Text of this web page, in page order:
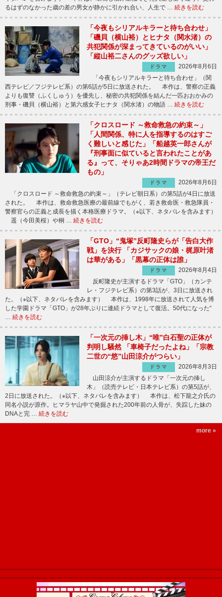
るはずのなかった歳の差の男女が静かに引かれ合い、人生で … 続きを読む
「今夜もシリアルキラーと待ち合わせ」
「磯貝（横山裕）とヒナタ（関水渚）の
共犯関係が深まってきているのがいい」
「縦山裕二さんのグッズ欲しい」
ドラマ
2026年8月6日
「今夜もシリアルキラーと待ち合わせ」（関
西テレビ／フジテレビ系）の第6話が5日に放送された。 本作は、警察の正義
よりも復讐（ふくしゅう）を優先し、秘密の共犯関係を結んだ一匹おおかみの
刑事・磯貝（横山裕）と第六感女子ヒナタ（関水渚）の物語 … 続きを読む
「クロスロード ～救命救急の約束～」
「人間関係、特に人を指導するのはすご
く難しいと感じた」「船越英一郎さんが
『刑事面に似ていると言われたことがあ
る』って、そりゃあ2時間ドラマの帝王だ
もの」
ドラマ
2026年8月6日
「クロスロード ～救命救急の約束～」（テレビ朝日系）の第5話が4日に放送
された。 本作は、救命救急医療の最前線でもがく、若き救命医・救急隊員・
警察官らの正義と成長を描く本格医療ドラマ。（※以下、ネタバレを含みます）
遥（今田美桜）や桐 … 続きを読む
「GTO」“鬼塚”反町隆史らが「告白大作
戦」を決行 「カジサックの娘・梶原叶渚
は華がある」「黒幕の正体は誰」
ドラマ
2026年8月4日
反町隆史が主演するドラマ「GTO」（カンテ
レ・フジテレビ系）の第3話が、3日に放送され
た。（※以下、ネタバレを含みます） 本作は、1998年に放送されて人気を博
した学園ドラマ「GTO」が28年ぶりに連続ドラマとして復活。50代になった“
続きを読む
「一次元の挿し木」“唯”白石聖の正体が
判明し騒然 「車椅子だったよね」「宗教
二世の“悠”山田涼介がつらい」
ドラマ
2026年8月3日
山田涼介が主演するドラマ「一次元の挿し
木」（読売テレビ・日本テレビ系）の第5話が、
2日に放送された。（※以下、ネタバレを含みます） 本作は、松下龍之介氏の
同名小説が原作。ヒマラヤ山中で発掘された200年前の人骨が、失踪した妹の
DNAと完 … 続きを読む
more »